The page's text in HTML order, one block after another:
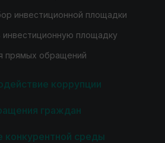
инвестиционной площадки
площадку
прямых обращений
коррупции
граждан
конкурентной среды